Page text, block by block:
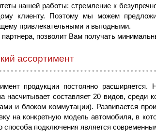
нашей работы: стремление к
клиенту. Поэтому мы можем
привлекательными и выгодными.
партнера, позволит Вам получать
ассортимент
продукции постоянно
насчитывает составляет 20 видов, среди
и блоком коммутации). Развивается
на конкретную модель автомобиля, в
способа подключения является